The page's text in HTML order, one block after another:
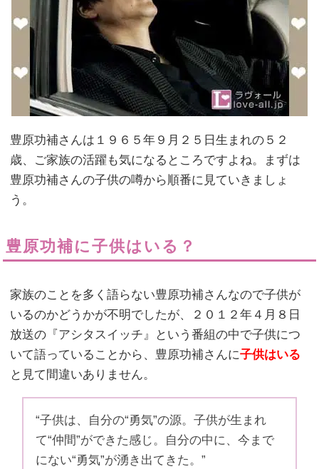
豊原功補さんは１９６５年９月２５日生まれの５２
歳、ご家族の活躍も気になるところですよね。まずは
豊原功補さんの子供の噂から順番に見ていきましょ
う。
豊原功補に子供はいる？
家族のことを多く語らない豊原功補さんなので子供が
いるのかどうかが不明でしたが、２０１２年４月８日
放送の『アシタスイッチ』という番組の中で子供につ
いて語っていることから、豊原功補さんに子供はいる
と見て間違いありません。
“子供は、自分の“勇気”の源。子供が生まれ
て“仲間”ができた感じ。自分の中に、今まで
にない“勇気”が湧き出てきた。”